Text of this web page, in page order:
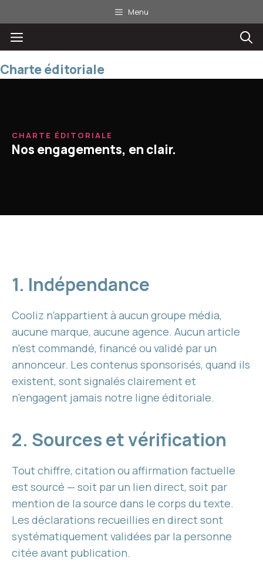
au
contenu
Menu
Menu
Charte éditoriale
CHARTE ÉDITORIALE
Nos engagements, en clair.
1. Indépendance
Cooliz n’appartient à aucun groupe média,
aucune marque, aucune agence. Aucun article
n’est commandé, financé ou validé par un
annonceur. Les contenus sponsorisés, quand ils
existent, sont signalés clairement et
n’engagent jamais notre ligne éditoriale.
2. Sources et vérification
Tout chiffre, citation ou affirmation factuelle
est sourcé — soit par un lien direct, soit par
mention de la source dans le corps du texte.
Les déclarations recueillies en direct sont
systématiquement validées par la personne
citée avant publication.